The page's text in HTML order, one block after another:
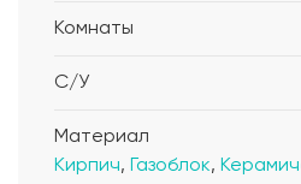
Комнаты
С/У
Материал
Кирпич, Газоблок,